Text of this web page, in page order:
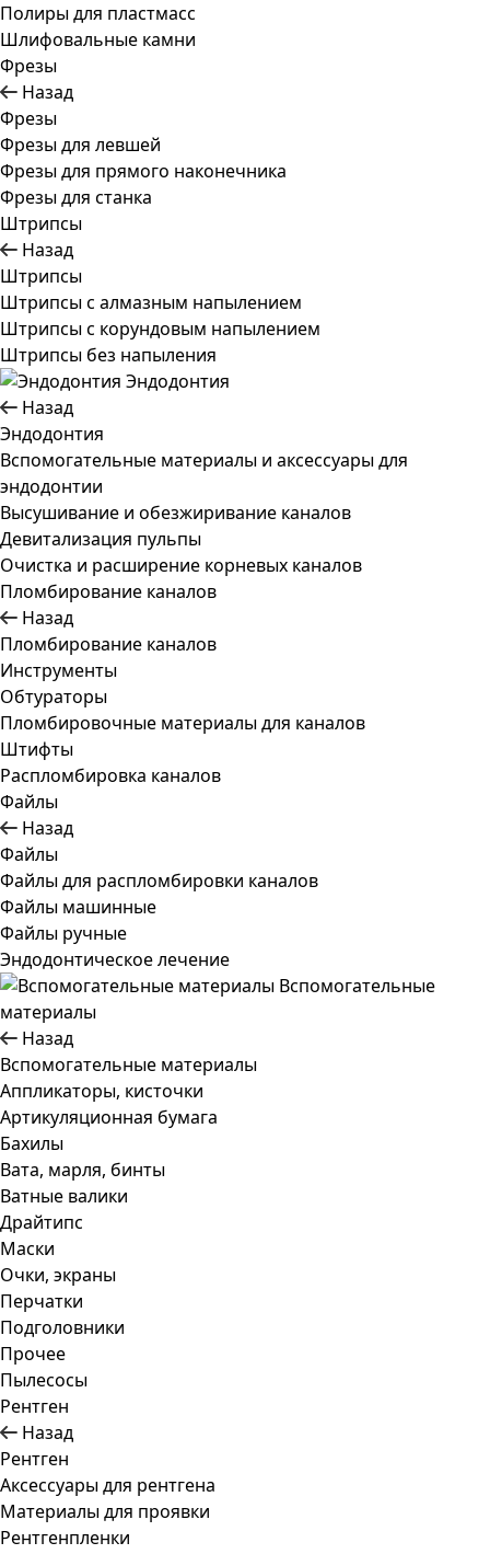
Полиры для пластмасс
Шлифовальные камни
Фрезы
Назад
Фрезы
Фрезы для левшей
Фрезы для прямого наконечника
Фрезы для станка
Штрипсы
Назад
Штрипсы
Штрипсы c алмазным напылением
Штрипсы c корундовым напылением
Штрипсы без напыления
Эндодонтия
Назад
Эндодонтия
Вспомогательные материалы и аксессуары для
эндодонтии
Высушивание и обезжиривание каналов
Девитализация пульпы
Очистка и расширение корневых каналов
Пломбирование каналов
Назад
Пломбирование каналов
Инструменты
Обтураторы
Пломбировочные материалы для каналов
Штифты
Распломбировка каналов
Файлы
Назад
Файлы
Файлы для распломбировки каналов
Файлы машинные
Файлы ручные
Эндодонтическое лечение
Вспомогательные
материалы
Назад
Вспомогательные материалы
Аппликаторы, кисточки
Артикуляционная бумага
Бахилы
Вата, марля, бинты
Ватные валики
Драйтипс
Маски
Очки, экраны
Перчатки
Подголовники
Прочее
Пылесосы
Рентген
Назад
Рентген
Аксессуары для рентгена
Материалы для проявки
Рентгенпленки